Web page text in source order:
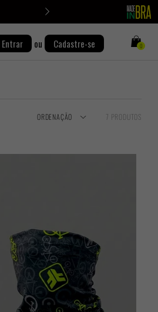
Entrar ou Cadastre-se 0
ORDENAÇÃO 7 PRODUTOS